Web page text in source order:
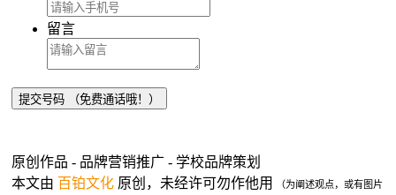
留言
原创作品 - 品牌营销推广 - 学校品牌策划
本文由 百铂文化 原创，未经许可勿作他用
（为阐述观点，或有图片